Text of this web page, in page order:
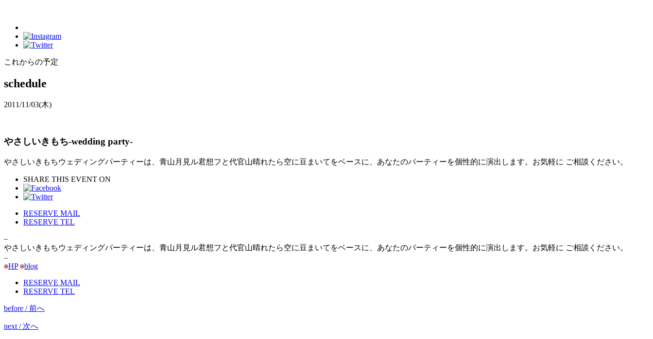
これからの予定
schedule
2011/11/03(木)
やさしいきもち-wedding party-
やさしいきもちウェディングパーティーは、青山月見ル君想フと代官山晴れたら空に豆まいてをベースに、あなたのパーティーを個性的に演出します。お気軽に ご相談ください。
SHARE THIS EVENT ON
RESERVE MAIL
RESERVE TEL
–
やさしいきもちウェディングパーティーは、青山月見ル君想フと代官山晴れたら空に豆まいてをベースに、あなたのパーティーを個性的に演出します。お気軽に ご相談ください。
–
HP
blog
RESERVE MAIL
RESERVE TEL
before / 前へ
next / 次へ